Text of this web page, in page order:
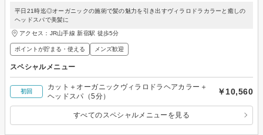
平日21時迄◎オーガニックの施術で髪の魅力を引き出すヴィラロドラカラーと癒しの
ヘッドスパで美髪に
アクセス：JR山手線 新宿駅 徒歩5分
ポイントが貯まる・使える メンズ歓迎
スペシャルメニュー
初回
カット＋オーガニックヴィラロドラヘアカラー＋
ヘッドスパ（5分）
￥10,560
すべてのスペシャルメニューを見る